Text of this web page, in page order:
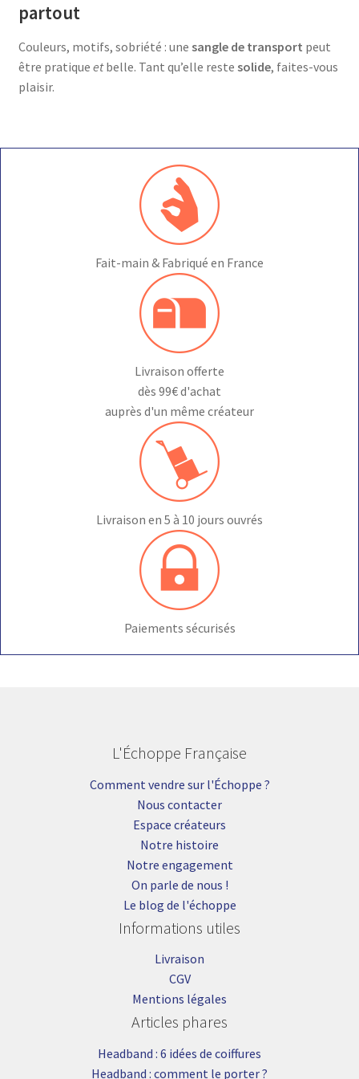
partout
Couleurs, motifs, sobriété : une sangle de transport peut
être pratique etbelle. Tant qu’elle reste solide, faites-vous
plaisir.
Fait-main & Fabriqué en France
Livraison offerte
dès 99€ d'achat
auprès d'un même créateur
Livraison en 5 à 10 jours ouvrés
Paiements sécurisés
L'Échoppe Française
Comment vendre sur l'Échoppe ?
Nous contacter
Espace créateurs
Notre histoire
Notre engagement
On parle de nous !
Le blog de l'échoppe
Informations utiles
Livraison
CGV
Mentions légales
Articles phares
Headband : 6 idées de coiffures
Headband : comment le porter ?